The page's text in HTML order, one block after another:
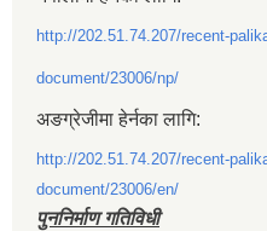
http://202.51.74.207/recent-
document/23006/np/
अङग्रेजीमा हेर्नका लागि:
http://202.51.74.207/recent-
document/23006/en/
पुननिर्माण गतिविधी